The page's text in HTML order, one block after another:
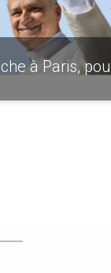
à Paris,